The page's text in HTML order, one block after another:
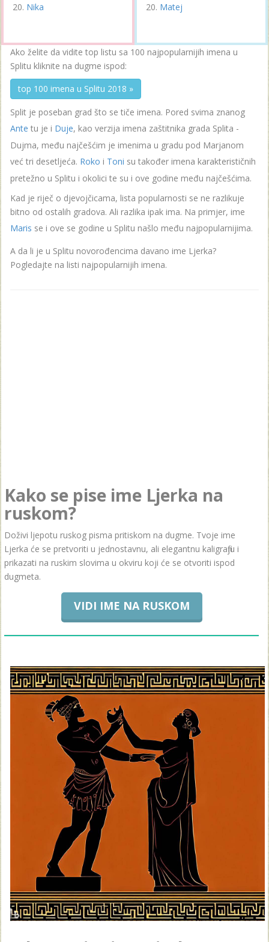
Nika Matej
Ako želite da vidite top listu sa 100 najpopularnijih imena u
Splitu kliknite na dugme ispod:
top 100 imena u Splitu 2018 »
Split je poseban grad što se tiče imena. Pored svima znanog
Ante tu je i Duje, kao verzija imena zaštitnika grada Splita -
Dujma, među najčešćim je imenima u gradu pod Marjanom
već tri desetljeća. Roko i Toni su također imena karakterističnih
pretežno u Splitu i okolici te su i ove godine među najčešćima.
Kad je riječ o djevojčicama, lista popularnosti se ne razlikuje
bitno od ostalih gradova. Ali razlika ipak ima. Na primjer, ime
Maris se i ove se godine u Splitu našlo među najpopularnijima.
A da li je u Splitu novorođencima davano ime Ljerka?
Pogledajte na listi najpopularnijih imena.
Kako se pise ime Ljerka na
ruskom?
Doživi ljepotu ruskog pisma pritiskom na dugme. Tvoje ime
Ljerka će se pretvoriti u jednostavnu, ali elegantnu kaligrafiju i
prikazati na ruskim slovima u okviru koji će se otvoriti ispod
dugmeta.
VIDI IME NA RUSKOM